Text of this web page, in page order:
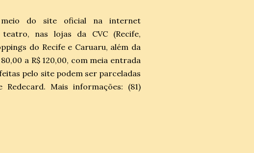
do site oficial na internet
nas lojas da CVC (Recife,
do Recife e Caruaru, além da
a R$ 120,00, com meia entrada
pelo site podem ser parceladas
Mais informações: (81)